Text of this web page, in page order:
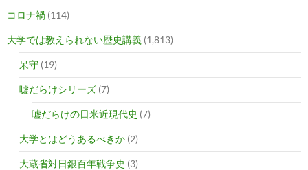
コロナ禍 (114)
大学では教えられない歴史講義 (1,813)
呆守 (19)
嘘だらけシリーズ (7)
嘘だらけの日米近現代史 (7)
大学とはどうあるべきか (2)
大蔵省対日銀百年戦争史 (3)